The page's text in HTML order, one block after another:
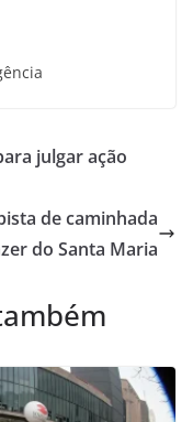
julgar ação
de caminhada
do Santa Maria